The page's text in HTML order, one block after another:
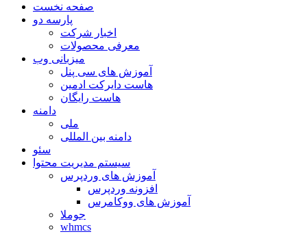
صفحه نخست
پارسه دو
اخبار شرکت
معرفی محصولات
میزبانی وب
آموزش های سی پنل
هاست دایرکت ادمین
هاست رایگان
دامنه
ملی
دامنه بین المللی
سئو
سیستم مدیریت محتوا
آموزش های وردپرس
افزونه وردپرس
آموزش های ووکامرس
جوملا
whmcs